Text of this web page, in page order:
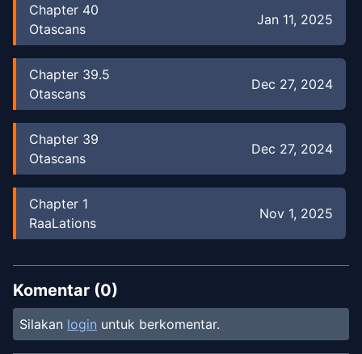
Chapter 40
Otascans
Jan 11, 2025
Chapter 39.5
Otascans
Dec 27, 2024
Chapter 39
Otascans
Dec 27, 2024
Chapter 1
RaaLations
Nov 1, 2025
Komentar (0)
Silakan login untuk berkomentar.